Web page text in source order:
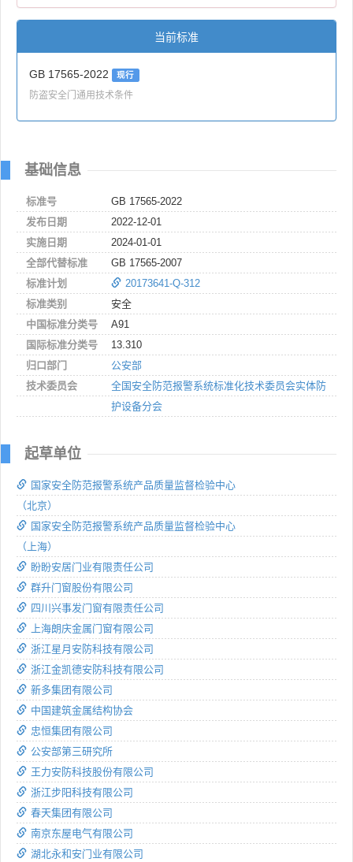
当前标准
GB 17565-2022 现行
防盗安全门通用技术条件
基础信息
标准号
GB 17565-2022
发布日期
2022-12-01
实施日期
2024-01-01
全部代替标准
GB 17565-2007
标准计划
20173641-Q-312
标准类别
安全
中国标准分类号
A91
国际标准分类号
13.310
归口部门
公安部
技术委员会
全国安全防范报警系统标准化技术委员会实体防
护设备分会
起草单位
国家安全防范报警系统产品质量监督检验中心
（北京）
国家安全防范报警系统产品质量监督检验中心
（上海）
盼盼安居门业有限责任公司
群升门窗股份有限公司
四川兴事发门窗有限责任公司
上海朗庆金属门窗有限公司
浙江星月安防科技有限公司
浙江金凯德安防科技有限公司
新多集团有限公司
中国建筑金属结构协会
忠恒集团有限公司
公安部第三研究所
王力安防科技股份有限公司
浙江步阳科技有限公司
春天集团有限公司
南京东屋电气有限公司
湖北永和安门业有限公司